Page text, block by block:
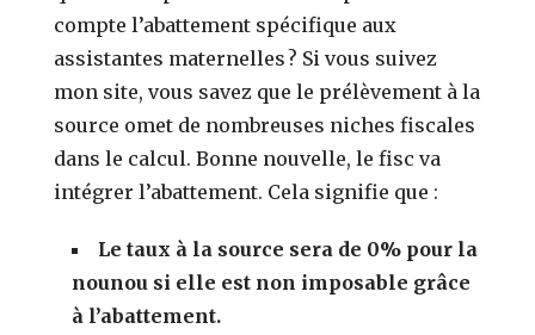
compte l’abattement spécifique aux
assistantes maternelles ? Si vous suivez
mon site, vous savez que le prélèvement à la
source omet de nombreuses niches fiscales
dans le calcul. Bonne nouvelle, le fisc va
intégrer l’abattement. Cela signifie que :
Le taux à la source sera de 0% pour la
nounou si elle est non imposable grâce
à l’abattement.